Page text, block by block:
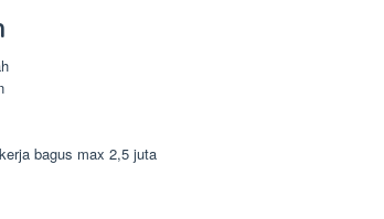
bagus max 2,5 juta